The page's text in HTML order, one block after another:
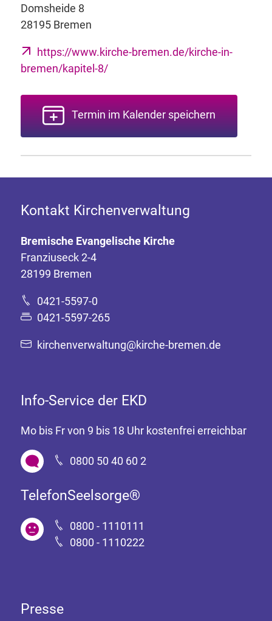
Domsheide 8
28195 Bremen
https://www.kirche-bremen.de/kirche-in-
bremen/kapitel-8/
Termin im Kalender speichern
Kontakt Kirchenverwaltung
Bremische Evangelische Kirche
Franziuseck 2-4
28199 Bremen
0421-5597-0
0421-5597-265
kirchenverwaltung@kirche-bremen.de
Info-Service der EKD
Mo bis Fr von 9 bis 18 Uhr kostenfrei erreichbar
0800 50 40 60 2
TelefonSeelsorge®
0800 - 1110111
0800 - 1110222
Presse